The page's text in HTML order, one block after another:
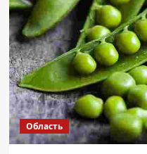
і
чи
можуть
вони
випадати:
цікаві
факти
Область